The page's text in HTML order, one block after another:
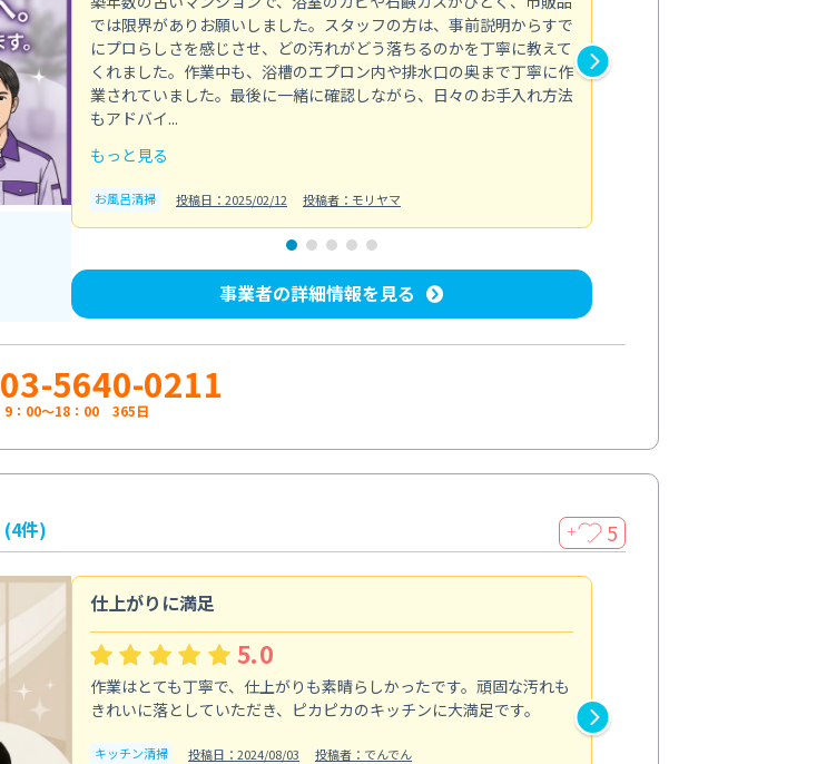
では限界がありお願いしました。スタッフの方は、事前説明からすで
にプロらしさを感じさせ、どの汚れがどう落ちるのかを丁寧に教えて
くれました。作業中も、浴槽のエプロン内や排水口の奥まで丁寧に作
業されていました。最後に一緒に確認しながら、日々のお手入れ方法
もアドバイ...
もっと見る
お風呂清掃 投稿日：2025/02/12 投稿者：モリヤマ
事業者の詳細情報を見る
03-5640-0211
9：00～18：00 365日
(4件) ＋ 5
仕上がりに満足
5.0
作業はとても丁寧で、仕上がりも素晴らしかったです。頑固な汚れも
きれいに落としていただき、ピカピカのキッチンに大満足です。
キッチン清掃 投稿日：2024/08/03 投稿者：でんでん